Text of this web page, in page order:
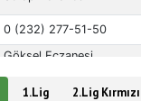
1.Lig 2.Lig Kırmızı